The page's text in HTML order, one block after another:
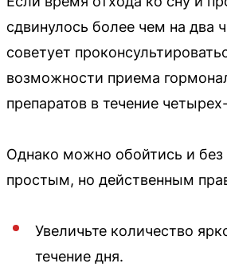
сдвинулось более чем на два
советует
возможности приема
препаратов в течение
Однако можно обойтись и без
простым, но действенным
Увеличьте количество
течение дня.